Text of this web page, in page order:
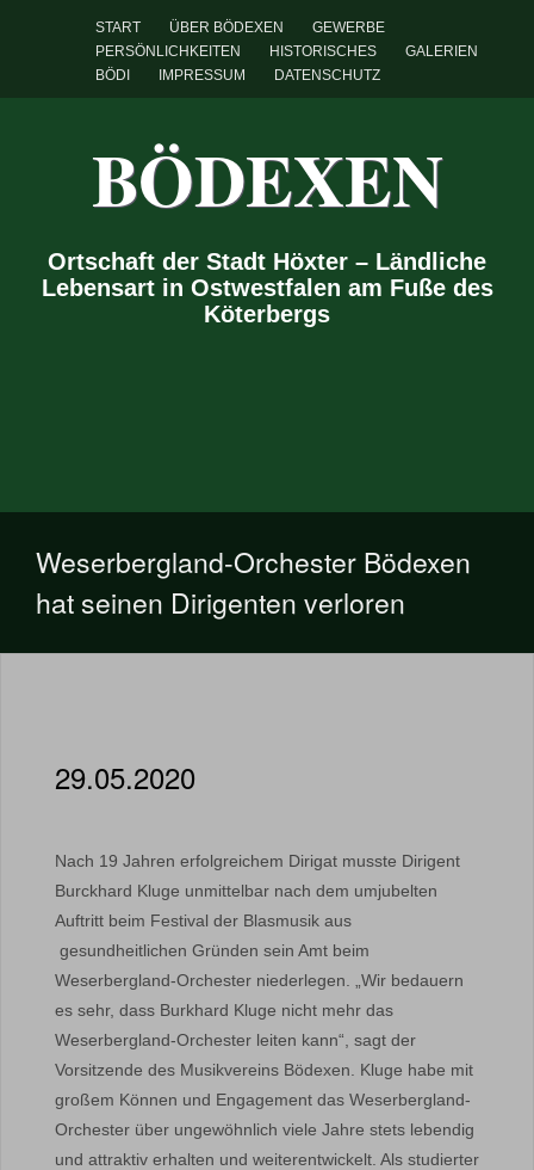
START ÜBER BÖDEXEN
GEWERBE
PERSÖNLICHKEITEN
HISTORISCHES
GALERIEN
BÖDI
IMPRESSUM DATENSCHUTZ
BÖDEXEN
Ortschaft der Stadt Höxter – Ländliche
Lebensart in Ostwestfalen am Fuße des
Köterbergs
Weserbergland-Orchester Bödexen
hat seinen Dirigenten verloren
29.05.2020
Nach 19 Jahren erfolgreichem Dirigat musste Dirigent
Burckhard Kluge unmittelbar nach dem umjubelten
Auftritt beim Festival der Blasmusik aus
gesundheitlichen Gründen sein Amt beim
Weserbergland-Orchester niederlegen. „Wir bedauern
es sehr, dass Burkhard Kluge nicht mehr das
Weserbergland-Orchester leiten kann“, sagt der
Vorsitzende des Musikvereins Bödexen. Kluge habe mit
großem Können und Engagement das Weserbergland-
Orchester über ungewöhnlich viele Jahre stets lebendig
und attraktiv erhalten und weiterentwickelt. Als studierter